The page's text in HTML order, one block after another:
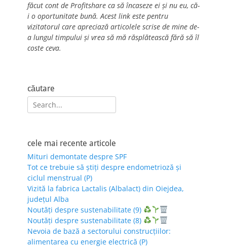
făcut cont de Profitshare ca să încaseze ei și nu eu, că-
i o oportunitate bună. Acest link este pentru
vizitatorul care apreciază articolele scrise de mine de-
a lungul timpului și vrea să mă răsplătească fără să îl
coste ceva.
căutare
Search
for:
cele mai recente articole
Mituri demontate despre SPF
Tot ce trebuie să știți despre endometrioză și
ciclul menstrual (P)
Vizită la fabrica Lactalis (Albalact) din Oiejdea,
județul Alba
Noutăți despre sustenabilitate (9)
Noutăți despre sustenabilitate (8)
Nevoia de bază a sectorului construcțiilor:
alimentarea cu energie electrică (P)